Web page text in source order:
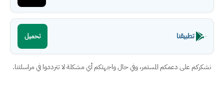
تطبيقنا تحميل
نشكركم على دعمكم المستمر، وفي حال واجهتكم أي مشكلة لا تترددوا في مراسلتنا.